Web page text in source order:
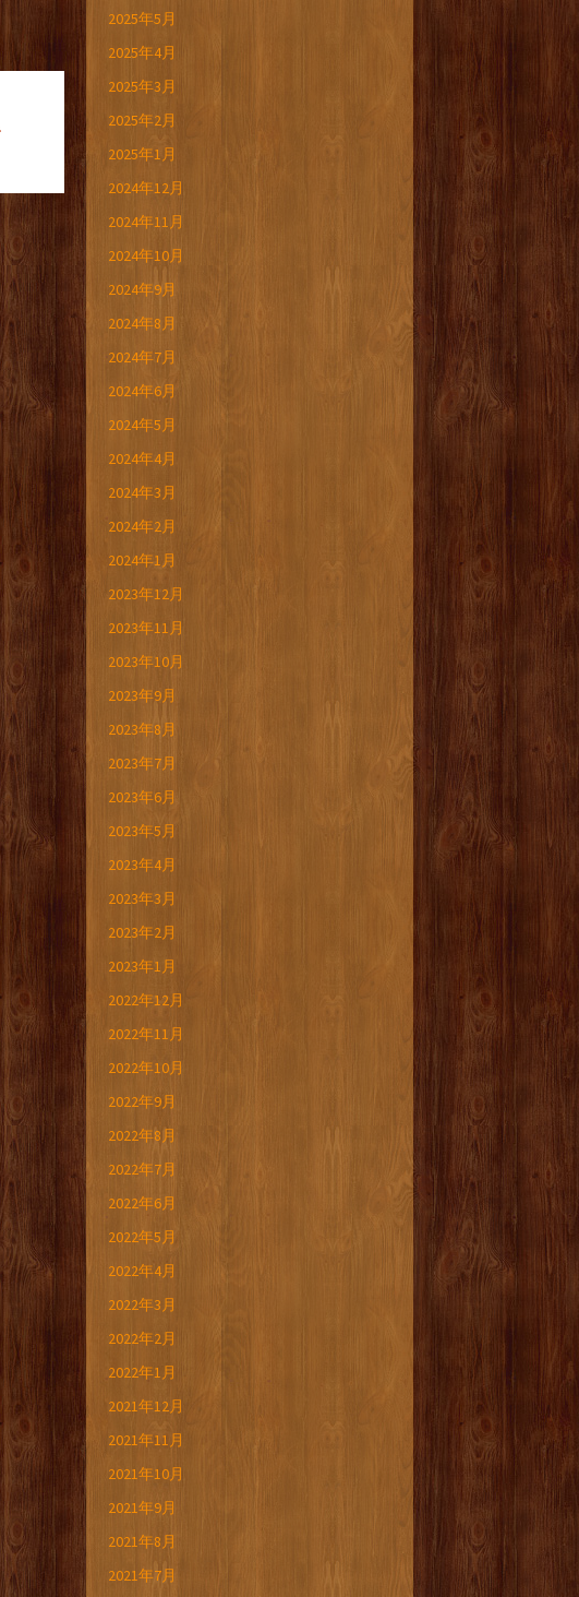
2025年5月
2025年4月
2025年3月
2025年2月
2025年1月
2024年12月
2024年11月
2024年10月
2024年9月
2024年8月
2024年7月
2024年6月
2024年5月
2024年4月
2024年3月
2024年2月
2024年1月
2023年12月
2023年11月
2023年10月
2023年9月
2023年8月
2023年7月
2023年6月
2023年5月
2023年4月
2023年3月
2023年2月
2023年1月
2022年12月
2022年11月
2022年10月
2022年9月
2022年8月
2022年7月
2022年6月
2022年5月
2022年4月
2022年3月
2022年2月
2022年1月
2021年12月
2021年11月
2021年10月
2021年9月
2021年8月
2021年7月